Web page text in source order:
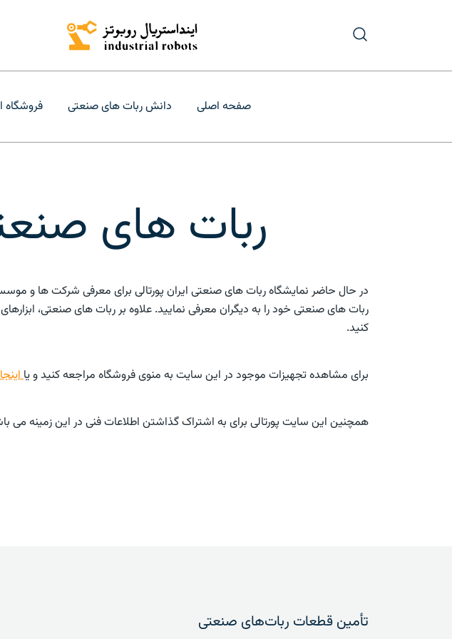
فروش و قیمت قطعات و تجهیزات
درگاه تأمین و به اشتراک گذاری اطلاعات
صفحه اصلی دانش ربات های صنعتی فروشگاه
ربات های
در حال حاضر نمایشگاه ربات های صنعتی ایران پورتالی برای معرفی شرکت ها و
ربات های صنعتی خود را به دیگران معرفی نمایید. علاوه بر ربات های صنعتی،
کنید.
برای مشاهده تجهیزات موجود در این سایت به منوی فروشگاه مراجعه کنید و یا
همچنین این سایت پورتالی برای به اشتراک گذاشتن اطلاعات فنی در این زمینه
تأمین قطعات ربات‌های صنعتی